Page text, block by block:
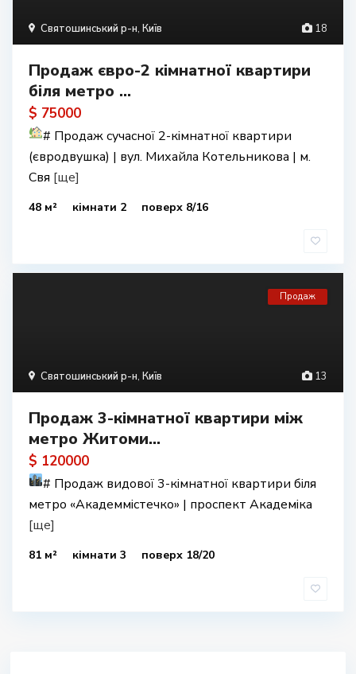
18
Святошинський р-н, Київ
Продаж євро-2 кімнатної квартири
біля метро ...
$ 75000
# Продаж сучасної 2-кімнатної квартири
(євродвушка) | вул. Михайла Котельникова | м.
Свя [ще]
48 м² кімнати 2 поверх 8/16
13
Святошинський р-н, Київ
Продаж
Продаж 3-кімнатної квартири між
метро Житоми...
$ 120000
# Продаж видової 3-кімнатної квартири біля
метро «Академмістечко» | проспект Академіка
[ще]
81 м² кімнати 3 поверх 18/20